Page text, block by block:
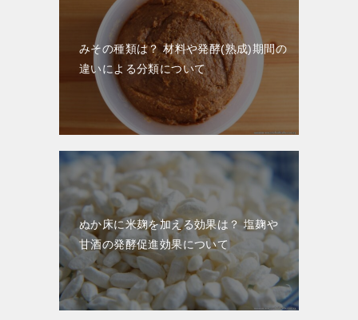
みその種類は？ 材料や発酵(熟成)期間の
違いによる分類について
ぬか床に米麹を加える効果は？ 塩麹や
甘酒の発酵促進効果について